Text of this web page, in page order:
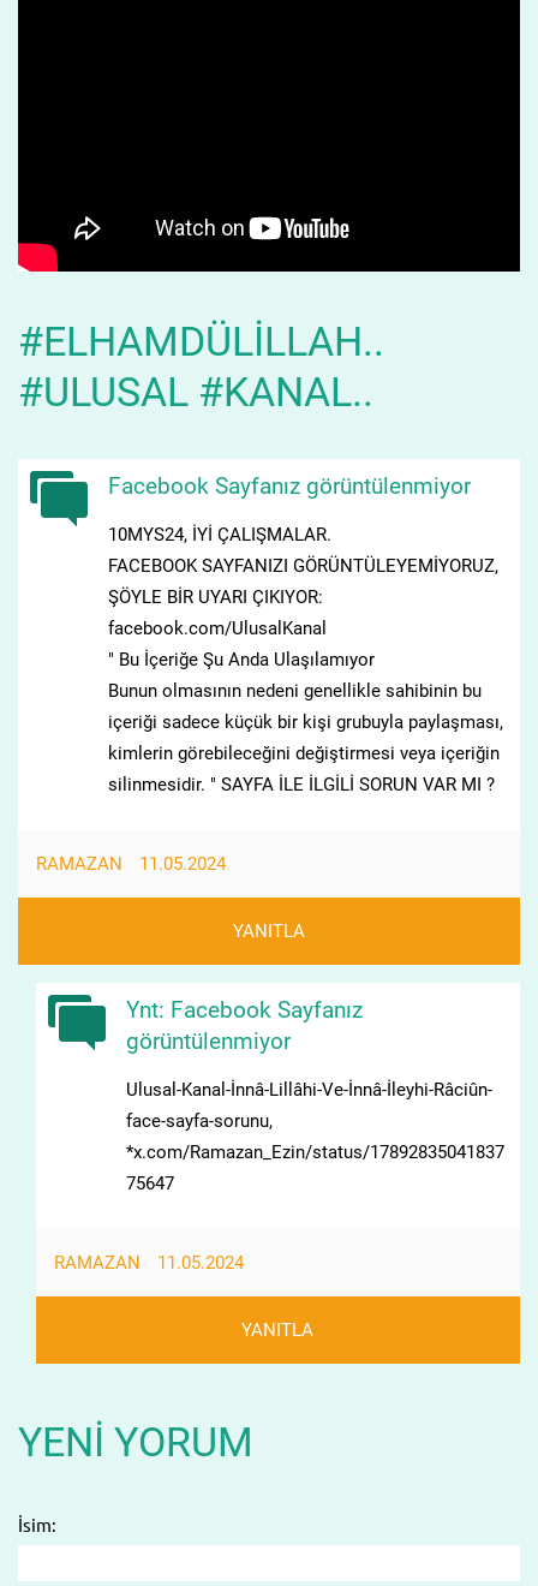
#ELHAMDÜLILLAH..
#ULUSAL #KANAL..
Facebook Sayfanız görüntülenmiyor
10MYS24, İYİ ÇALIŞMALAR.
FACEBOOK SAYFANIZI GÖRÜNTÜLEYEMİYORUZ,
ŞÖYLE BİR UYARI ÇIKIYOR:
facebook.com/UlusalKanal
" Bu İçeriğe Şu Anda Ulaşılamıyor
Bunun olmasının nedeni genellikle sahibinin bu
içeriği sadece küçük bir kişi grubuyla paylaşması,
kimlerin görebileceğini değiştirmesi veya içeriğin
silinmesidir. " SAYFA İLE İLGİLİ SORUN VAR MI ?
RAMAZAN 11.05.2024
YANITLA
Ynt: Facebook Sayfanız
görüntülenmiyor
Ulusal-Kanal-İnnâ-Lillâhi-Ve-İnnâ-İleyhi-Râciûn-
face-sayfa-sorunu,
*x.com/Ramazan_Ezin/status/17892835041837
75647
RAMAZAN 11.05.2024
YANITLA
YENI YORUM
İsim: